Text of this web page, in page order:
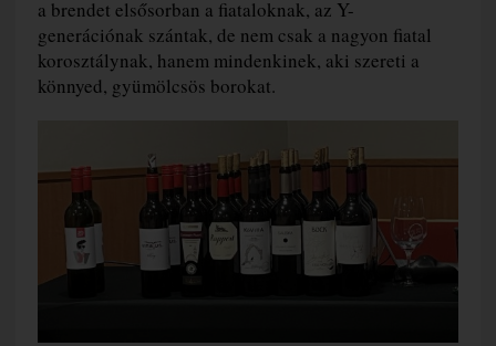
a brendet elsősorban a fiataloknak, az Y-
generációnak szántak, de nem csak a nagyon fiatal
korosztálynak, hanem mindenkinek, aki szereti a
könnyed, gyümölcsös borokat.